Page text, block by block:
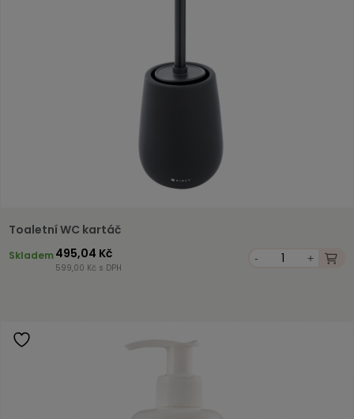
Toaletní WC kartáč
Skladem495,04 Kč
599,00 Kč s DPH
- +